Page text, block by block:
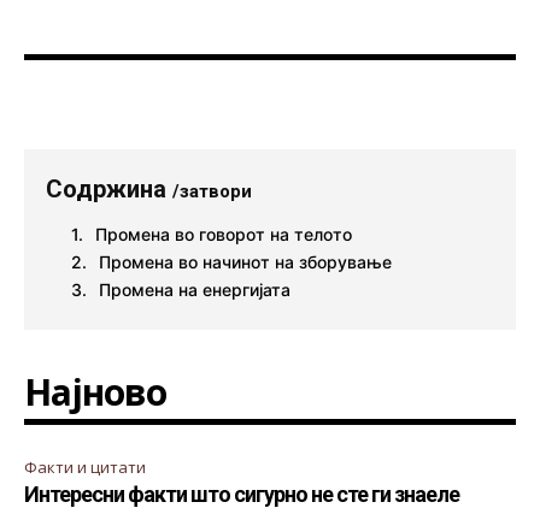
Содржина /затвори
Промена во говорот на телото
Промена во начинот на зборување
Промена на енергијата
Најново
Факти и цитати
Интересни факти што сигурно не сте ги знаеле